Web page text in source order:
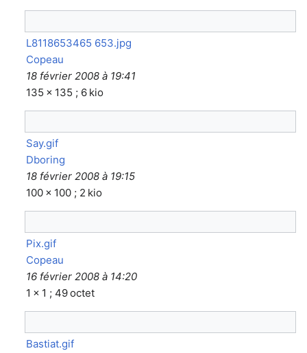
L8118653465 653.jpg
Copeau
18 février 2008 à 19:41
135 × 135 ; 6 kio
Say.gif
Dboring
18 février 2008 à 19:15
100 × 100 ; 2 kio
Pix.gif
Copeau
16 février 2008 à 14:20
1 × 1 ; 49 octet
Bastiat.gif